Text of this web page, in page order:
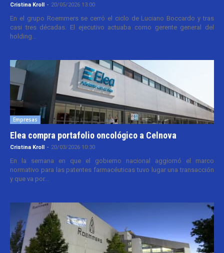
Cristina Kroll - 20/05/2026 13:00
En el grupo Roemmers se cerró el ciclo de Luciano Boccardo y tras
casi tres décadas. El ejecutivo actuaba como gerente general del
holding...
Empresas
Elea compra portafolio oncológico a Celnova
Cristina Kroll - 20/03/2026 10:30
En la semana en que el gobierno nacional aggiornó el marco
normativo para las patentes farmacéuticas tuvo lugar una transacción
y que va por...